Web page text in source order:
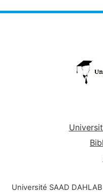
Université SAAD